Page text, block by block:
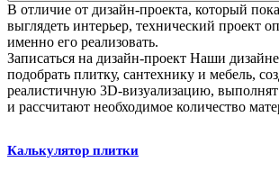
В отличие от дизайн-проекта, который
выглядеть интерьер, технический проект
именно его реализовать.
Записаться на дизайн-проект Наши
подобрать плитку, сантехнику и мебель,
реалистичную 3D-визуализацию,
и рассчитают необходимое количество
Калькулятор плитки